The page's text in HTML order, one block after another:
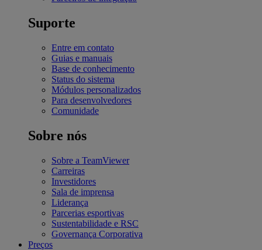
Suporte
Entre em contato
Guias e manuais
Base de conhecimento
Status do sistema
Módulos personalizados
Para desenvolvedores
Comunidade
Sobre nós
Sobre a TeamViewer
Carreiras
Investidores
Sala de imprensa
Liderança
Parcerias esportivas
Sustentabilidade e RSC
Governança Corporativa
Preços